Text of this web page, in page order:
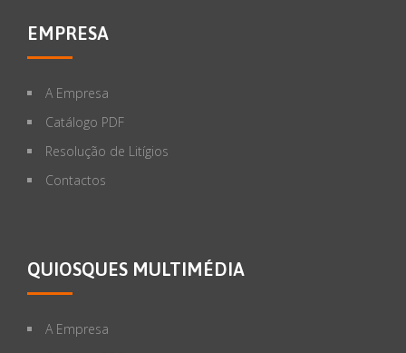
EMPRESA
A Empresa
Catálogo PDF
Resolução de Litígios
Contactos
QUIOSQUES MULTIMÉDIA
A Empresa